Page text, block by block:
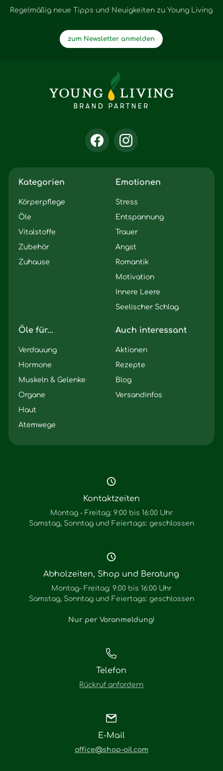
Regelmäßig neue Tipps und Neuigkeiten zu Young Living
zum Newsletter anmelden
Kategorien
Körperpflege
Öle
Vitalstoffe
Zubehör
Zuhause
Emotionen
Stress
Entspannung
Trauer
Angst
Romantik
Motivation
Innere Leere
Seelischer Schlag
Öle für...
Verdauung
Hormone
Muskeln & Gelenke
Organe
Haut
Atemwege
Auch interessant
Aktionen
Rezepte
Blog
Versandinfos
Kontaktzeiten
Montag - Freitag: 9:00 bis 16:00 Uhr
Samstag, Sonntag und Feiertags: geschlossen
Abholzeiten, Shop und Beratung
Montag- Freitag: 9:00 bis 16:00 Uhr
Samstag, Sonntag und Feiertags: geschlossen
Nur per Voranmeldung!
Telefon
Rückruf anfordern
E-Mail
office@shop-oil.com